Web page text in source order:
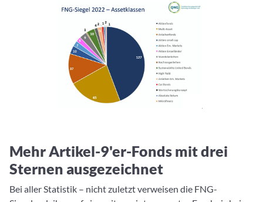
Mehr Artikel-9'er-Fonds mit drei
Sternen ausgezeichnet
Bei aller Statistik – nicht zuletzt verweisen die FNG-